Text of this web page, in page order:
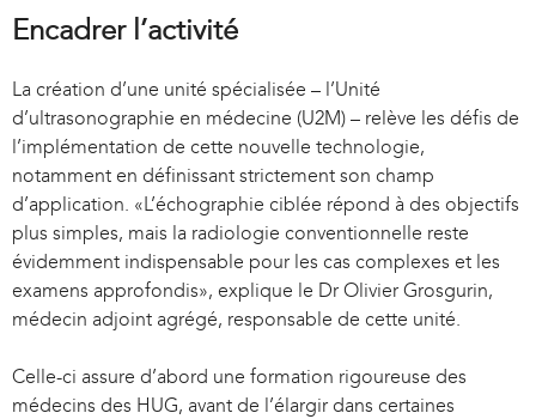
r
Encadrer l’activité
La création d’une unité spécialisée – l’Unité
d’ultrasonographie en médecine (U2M) – relève les défis de
l’implémentation de cette nouvelle technologie,
notamment en définissant strictement son champ
d’application. «L’échographie ciblée répond à des objectifs
plus simples, mais la radiologie conventionnelle reste
évidemment indispensable pour les cas complexes et les
examens approfondis», explique le Dr Olivier Grosgurin,
médecin adjoint agrégé, responsable de cette unité.
Celle-ci assure d’abord une formation rigoureuse des
médecins des HUG, avant de l’élargir dans certaines